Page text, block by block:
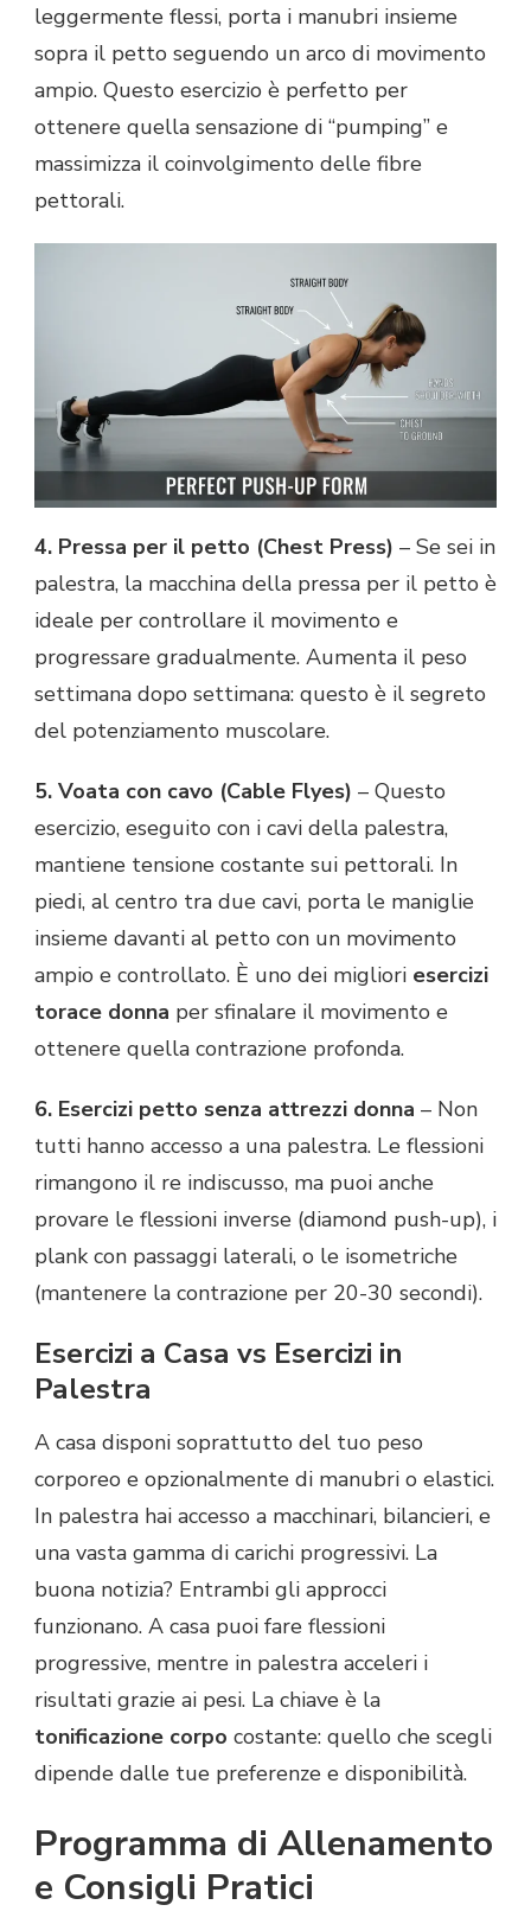
leggermente flessi, porta i manubri insieme
sopra il petto seguendo un arco di movimento
ampio. Questo esercizio è perfetto per
ottenere quella sensazione di “pumping” e
massimizza il coinvolgimento delle fibre
pettorali.
4. Pressa per il petto (Chest Press) – Se sei in
palestra, la macchina della pressa per il petto è
ideale per controllare il movimento e
progressare gradualmente. Aumenta il peso
settimana dopo settimana: questo è il segreto
del potenziamento muscolare.
5. Voata con cavo (Cable Flyes) – Questo
esercizio, eseguito con i cavi della palestra,
mantiene tensione costante sui pettorali. In
piedi, al centro tra due cavi, porta le maniglie
insieme davanti al petto con un movimento
ampio e controllato. È uno dei migliori esercizi
torace donna per sfinalare il movimento e
ottenere quella contrazione profonda.
6. Esercizi petto senza attrezzi donna – Non
tutti hanno accesso a una palestra. Le flessioni
rimangono il re indiscusso, ma puoi anche
provare le flessioni inverse (diamond push-up), i
plank con passaggi laterali, o le isometriche
(mantenere la contrazione per 20-30 secondi).
Esercizi a Casa vs Esercizi in
Palestra
A casa disponi soprattutto del tuo peso
corporeo e opzionalmente di manubri o elastici.
In palestra hai accesso a macchinari, bilancieri, e
una vasta gamma di carichi progressivi. La
buona notizia? Entrambi gli approcci
funzionano. A casa puoi fare flessioni
progressive, mentre in palestra acceleri i
risultati grazie ai pesi. La chiave è la
tonificazione corpo costante: quello che scegli
dipende dalle tue preferenze e disponibilità.
Programma di Allenamento
e Consigli Pratici